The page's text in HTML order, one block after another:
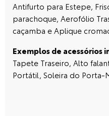
Antifurto para Estepe,
parachoque, Aerofólio
caçamba e Aplique
Exemplos de acessórios
Tapete Traseiro, Alto
Portátil, Soleira do Porta-